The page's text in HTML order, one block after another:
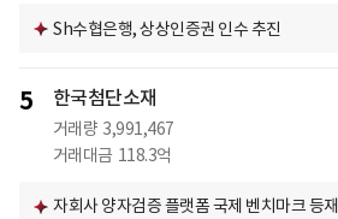
Sh수협은행, 상상인증권 인수 추진
5 한국첨단소재
거래량 3,991,467
거래대금 118.3억
자회사 양자검증 플랫폼 국제 벤치마크 등재